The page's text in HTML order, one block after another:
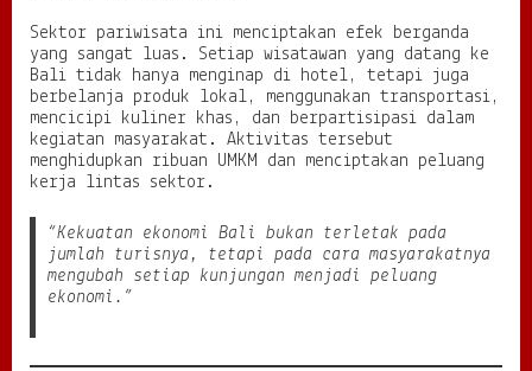
Sektor pariwisata ini menciptakan efek berganda
yang sangat luas. Setiap wisatawan yang datang ke
Bali tidak hanya menginap di hotel, tetapi juga
berbelanja produk lokal, menggunakan transportasi,
mencicipi kuliner khas, dan berpartisipasi dalam
kegiatan masyarakat. Aktivitas tersebut
menghidupkan ribuan UMKM dan menciptakan peluang
kerja lintas sektor.
“Kekuatan ekonomi Bali bukan terletak pada
jumlah turisnya, tetapi pada cara masyarakatnya
mengubah setiap kunjungan menjadi peluang
ekonomi.”